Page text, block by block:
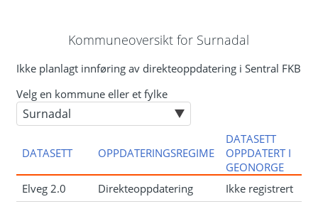
Kommuneoversikt for Surnadal
Ikke planlagt innføring av direkteoppdatering i Sentral FKB
Velg en kommune eller et fylke
DATASETT OPPDATERINGSREGIME
DATASETT
OPPDATERT I
GEONORGE
Elveg 2.0
Direkteoppdatering
Ikke registrert